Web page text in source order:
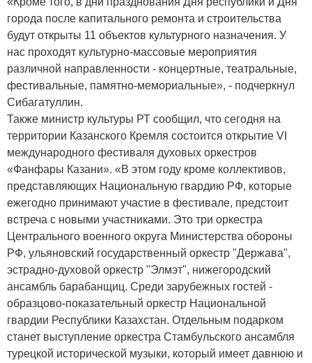
города после капитального ремонта и строительства
будут открыты 11 объектов культурного назначения. У
нас проходят культурно-массовые мероприятия
различной направленности - концертные, театральные,
фестивальные, памятно-мемориальные», - подчеркнул
Сибагатуллин.
Также министр культуры РТ сообщил, что сегодня на
территории Казанского Кремля состоится открытие VI
международного фестиваля духовых оркестров
«Фанфары Казани». «В этом году кроме коллективов,
представляющих Национальную гвардию РФ, которые
ежегодно принимают участие в фестивале, предстоит
встреча с новыми участниками. Это три оркестра
Центрального военного округа Министерства обороны
РФ, ульяновский государственный оркестр "Держава",
эстрадно-духовой оркестр "Элмэт", нижегородский
ансамбль барабанщиц. Среди зарубежных гостей -
образцово-показательный оркестр Национальной
гвардии Республики Казахстан. Отдельным подарком
станет выступление оркестра Стамбульского ансамбля
турецкой исторической музыки, который имеет давнюю и